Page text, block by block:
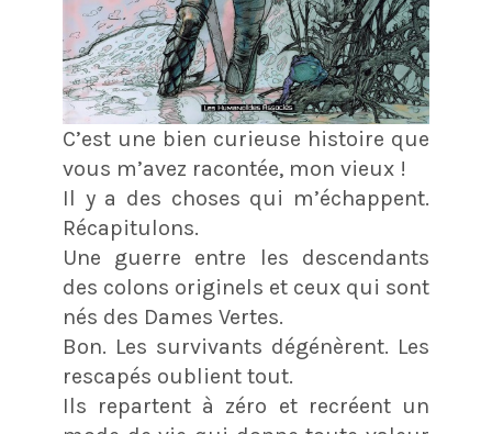
C’est une bien curieuse histoire que
vous m’avez racontée, mon vieux !
Il y a des choses qui m’échappent.
Récapitulons.
Une guerre entre les descendants
des colons originels et ceux qui sont
nés des Dames Vertes.
Bon. Les survivants dégénèrent. Les
rescapés oublient tout.
Ils repartent à zéro et recréent un